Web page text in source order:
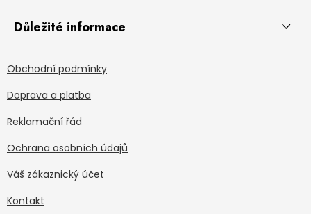
Důležité informace
Obchodní podmínky
Doprava a platba
Reklamační řád
Ochrana osobních údajů
Váš zákaznický účet
Kontakt